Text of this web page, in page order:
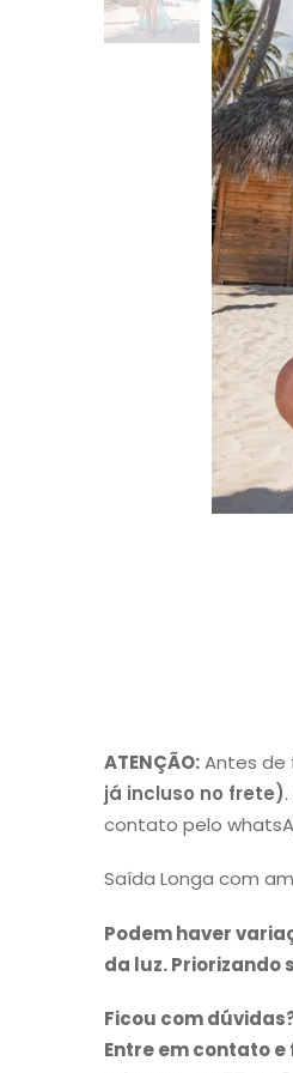
ATENÇÃO:Antes de
já incluso no frete)
contato pelo
Saída Longa com
Podem haver
da luz. Priorizando
Ficou com
Entre em contato